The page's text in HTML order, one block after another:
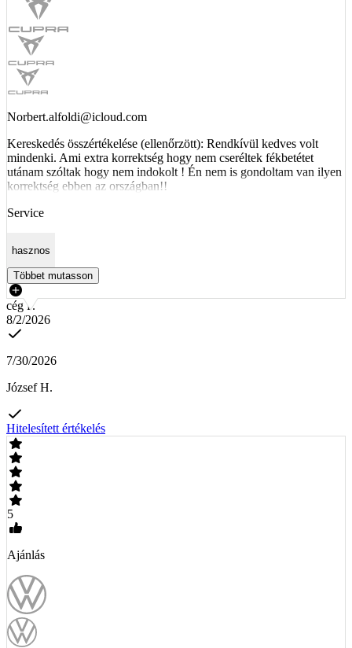
Norbert.alfoldi@icloud.com
Kereskedés összértékelése (ellenőrzött): Rendkívül kedves volt
mindenki. Ami extra korrektség hogy nem cseréltek fékbetétet
utánam szóltak hogy nem indokolt ! Én nem is gondoltam van ilyen
korrektség ebben az országban!!
Service
hasznos
Többet mutasson
cég P.
8/2/2026
7/30/2026
József H.
Hitelesített értékelés
5
Ajánlás